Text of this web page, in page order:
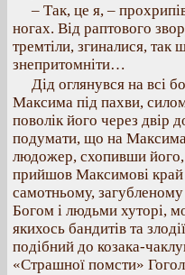
– Так, це я, –
ногах. Від раптового
тремтіли, згиналися, так
знепритомніти…
Дід оглянувся на всі
Максима під пахви,
поволік його через двір
подумати, що на
людожер, схопивши його,
прийшов Максимові край
самотньому,
Богом і людьми хуторі,
якихось бандитів та
подібний до козака-
«Страшної помсти»